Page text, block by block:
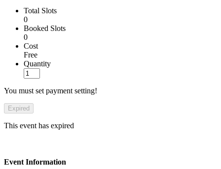
Total Slots
0
Booked Slots
0
Cost
Free
Quantity
You must set payment setting!
Expired
This event has expired
Event Information